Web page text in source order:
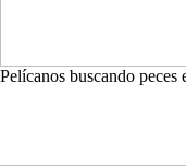
Pelícanos buscando peces